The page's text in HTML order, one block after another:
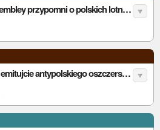
Polska flaga na Wembley przypomni o polskich lotnikach - obrońcach Londynu
Apel do BBC: Nie emitujcie antypolskiego oszczerstwa